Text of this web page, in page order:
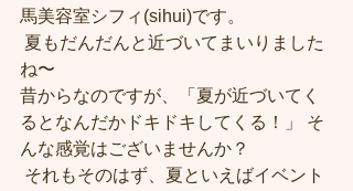
馬美容室シフィ(sihui)です。
ね〜
昔からなのですが、「夏が近づいてく
るとなんだかドキドキしてくる！」 そ
んな感覚はございませんか？